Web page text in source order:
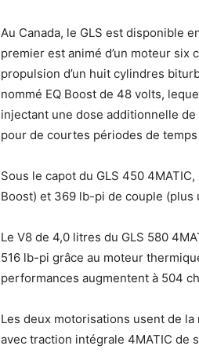
Au Canada, le GLS est disponible
premier est animé d’un moteur
propulsion d’un huit cylindres
nommé EQ Boost de 48 volts,
injectant une dose additionnelle
pour de courtes périodes de
Sous le capot du GLS 450
Boost) et 369 lb-pi de couple
Le V8 de 4,0 litres du GLS 580
516 lb-pi grâce au moteur
performances augmentent à 504
Les deux motorisations usent de
avec traction intégrale 4MATIC de